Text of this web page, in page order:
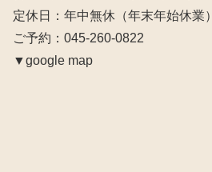
定休日：年中無休（年末年始休業）
ご予約：045-260-0822
▼google map